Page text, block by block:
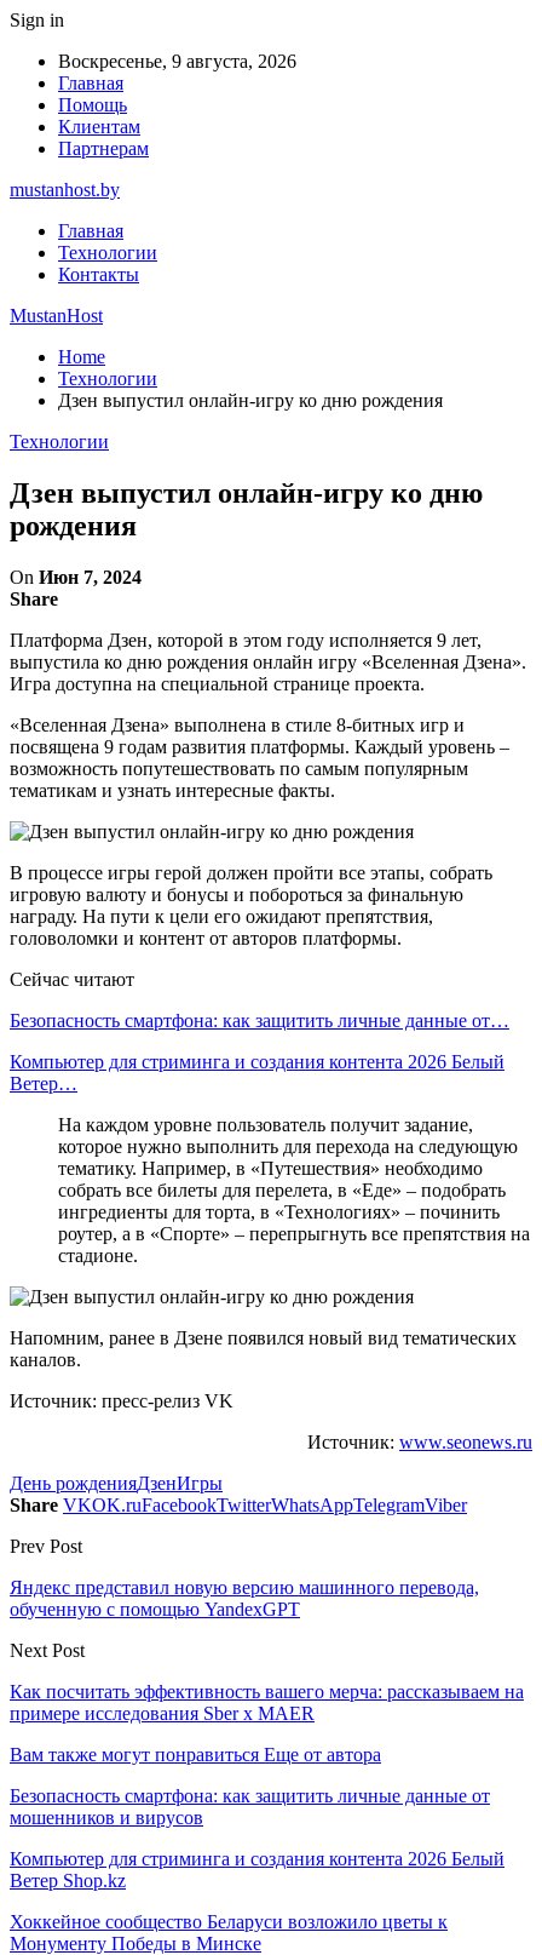
Sign in
Воскресенье, 9 августа, 2026
Главная
Помощь
Клиентам
Партнерам
mustanhost.by
Главная
Технологии
Контакты
MustanHost
Home
Технологии
Дзен выпустил онлайн-игру ко дню рождения
Технологии
Дзен выпустил онлайн-игру ко дню
рождения
On Июн 7, 2024
Share
Платформа Дзен, которой в этом году исполняется 9 лет,
выпустила ко дню рождения онлайн игру «Вселенная Дзена».
Игра доступна на специальной странице проекта.
«Вселенная Дзена» выполнена в стиле 8-битных игр и
посвящена 9 годам развития платформы. Каждый уровень –
возможность попутешествовать по самым популярным
тематикам и узнать интересные факты.
В процессе игры герой должен пройти все этапы, собрать
игровую валюту и бонусы и побороться за финальную
награду. На пути к цели его ожидают препятствия,
головоломки и контент от авторов платформы.
Сейчас читают
Безопасность смартфона: как защитить личные данные от…
Компьютер для стриминга и создания контента 2026 Белый
Ветер…
На каждом уровне пользователь получит задание,
которое нужно выполнить для перехода на следующую
тематику. Например, в «‎Путешествия»‎ необходимо
собрать все билеты для перелета, в «Еде» – подобрать
ингредиенты для торта, в «Технологиях» – починить
роутер, а в «Спорте» – перепрыгнуть все препятствия на
стадионе.
Напомним, ранее в Дзене появился новый вид тематических
каналов.
Источник: пресс-релиз VK
Источник: www.seonews.ru
День рожденияДзенИгры
Share VKOK.ruFacebookTwitterWhatsAppTelegramViber
Prev Post
Яндекс представил новую версию машинного перевода,
обученную с помощью YandexGPT
Next Post
Как посчитать эффективность вашего мерча: рассказываем на
примере исследования Sber x MAER
Вам также могут понравиться Еще от автора
Безопасность смартфона: как защитить личные данные от
мошенников и вирусов
Компьютер для стриминга и создания контента 2026 Белый
Ветер Shop.kz
Хоккейное сообщество Беларуси возложило цветы к
Монументу Победы в Минске